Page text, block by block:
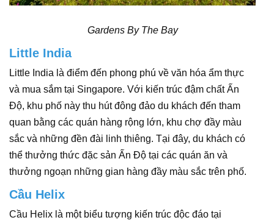
Gardens By The Bay
Little India
Little India là điểm đến phong phú về văn hóa ẩm thực
và mua sắm tại Singapore. Với kiến trúc đậm chất Ấn
Độ, khu phố này thu hút đông đảo du khách đến tham
quan bằng các quán hàng rộng lớn, khu chợ đầy màu
sắc và những đền đài linh thiêng. Tại đây, du khách có
thể thưởng thức đặc sản Ấn Độ tại các quán ăn và
thưởng ngoạn những gian hàng đầy màu sắc trên phố.
Cầu Helix
Cầu Helix là một biểu tượng kiến trúc độc đáo tại